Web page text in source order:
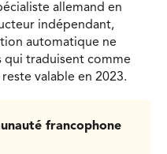
allemand en
indépendant,
automatique ne
qui traduisent comme
valable en 2023.
francophone